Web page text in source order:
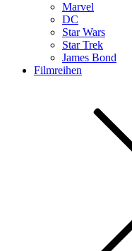
Marvel
DC
Star Wars
Star Trek
James Bond
Filmreihen